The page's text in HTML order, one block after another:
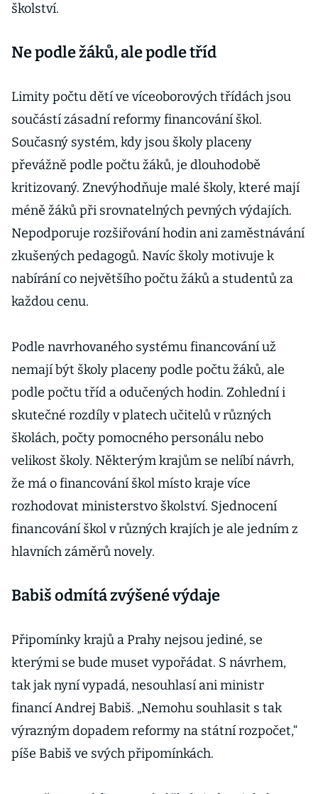
školství.
Ne podle žáků, ale podle tříd
Limity počtu dětí ve víceoborových třídách jsou
součástí zásadní reformy financování škol.
Současný systém, kdy jsou školy placeny
převážně podle počtu žáků, je dlouhodobě
kritizovaný. Znevýhodňuje malé školy, které mají
méně žáků při srovnatelných pevných výdajích.
Nepodporuje rozšiřování hodin ani zaměstnávání
zkušených pedagogů. Navíc školy motivuje k
nabírání co největšího počtu žáků a studentů za
každou cenu.
Podle navrhovaného systému financování už
nemají být školy placeny podle počtu žáků, ale
podle počtu tříd a odučených hodin. Zohlední i
skutečné rozdíly v platech učitelů v různých
školách, počty pomocného personálu nebo
velikost školy. Některým krajům se nelíbí návrh,
že má o financování škol místo kraje více
rozhodovat ministerstvo školství. Sjednocení
financování škol v různých krajích je ale jedním z
hlavních záměrů novely.
Babiš odmítá zvýšené výdaje
Připomínky krajů a Prahy nejsou jediné, se
kterými se bude muset vypořádat. S návrhem,
tak jak nyní vypadá, nesouhlasí ani ministr
financí Andrej Babiš. „Nemohu souhlasit s tak
výrazným dopadem reformy na státní rozpočet,“
píše Babiš ve svých připomínkách.